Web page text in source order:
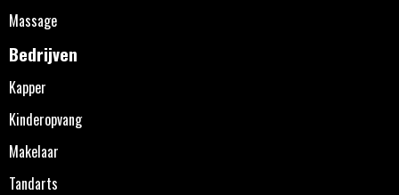
Massage
Bedrijven
Kapper
Kinderopvang
Makelaar
Tandarts